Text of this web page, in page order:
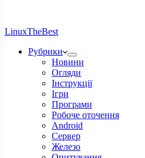
LinuxTheBest
Рубрики
Новини
Огляди
Інструкції
Ігри
Програми
Робоче оточення
Android
Сервер
Железо